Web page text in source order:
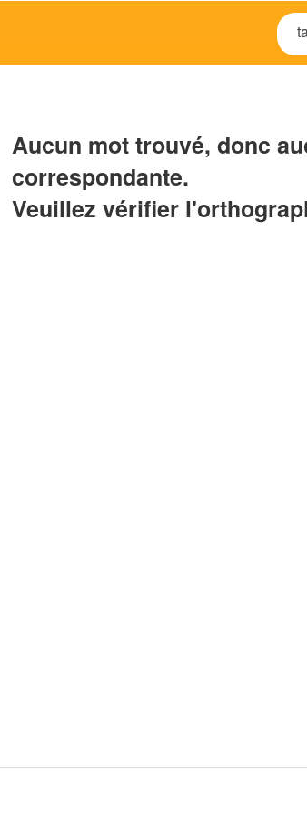
Aucun mot trouvé, donc
correspondante.
Veuillez vérifier